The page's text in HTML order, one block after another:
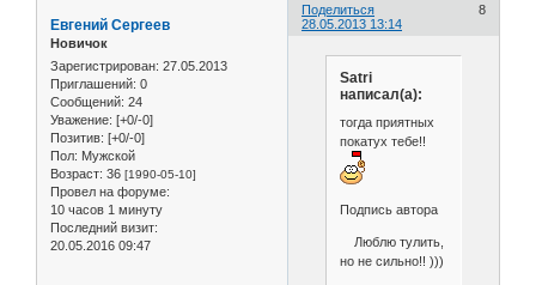
Поделиться
8
28.05.2013 13:14
Евгений Сергеев
Новичок
Зарегистрирован: 27.05.2013
Приглашений: 0
Сообщений: 24
Уважение: [+0/-0]
Позитив: [+0/-0]
Пол: Мужской
Возраст: 36 [1990-05-10]
Провел на форуме:
10 часов 1 минуту
Последний визит:
20.05.2016 09:47
Satri
написал(а):
тогда приятных
покатух тебе!!
Подпись автора
Люблю тулить,
но не сильно!! )))